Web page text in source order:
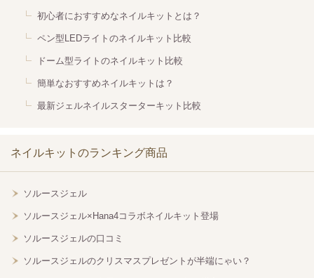
初心者におすすめなネイルキットとは？
ペン型LEDライトのネイルキット比較
ドーム型ライトのネイルキット比較
簡単なおすすめネイルキットは？
最新ジェルネイルスターターキット比較
ネイルキットのランキング商品
ソルースジェル
ソルースジェル×Hana4コラボネイルキット登場
ソルースジェルの口コミ
ソルースジェルのクリスマスプレゼントが半端にゃい？